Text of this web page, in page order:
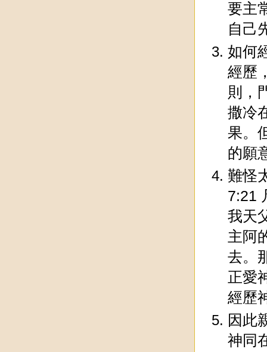
要主
自己
如何
經歷
則，
撒冷
果。
的願
難怪
7:21
我天
主阿
去。
正愛
經歷
因此
神同